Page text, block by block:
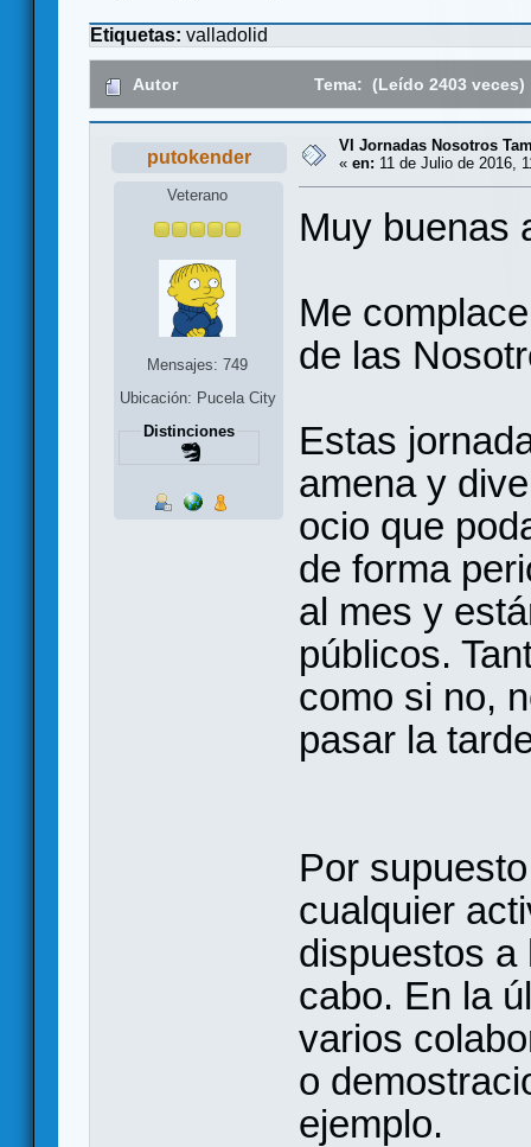
Etiquetas: valladolid
Autor Tema: (Leído 2403 veces)
putokender
Veterano
Mensajes: 749
Ubicación: Pucela City
Distinciones
VI Jornadas Nosotros
« en: 11 de Julio de 2016,
Muy buenas
Me
de las
Estas
amena y
ocio que
de forma
al mes y
públicos.
como si no,
pasar la
Por
cualquier
dispuestos a
cabo. En la
varios
o
ejemplo.